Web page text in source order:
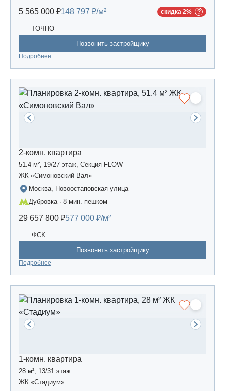
5 565 000 ₽148 797 ₽/м² скидка 2%
ТОЧНО
Позвонить застройщику
Подробнее
2-комн. квартира
51.4 м², 19/27 этаж, Секция FLOW
ЖК «Симоновский Вал»
Москва, Новоостаповская улица
Дубровка · 8 мин. пешком
29 657 800 ₽577 000 ₽/м²
ФСК
Позвонить застройщику
Подробнее
1-комн. квартира
28 м², 13/31 этаж
ЖК «Стадиум»